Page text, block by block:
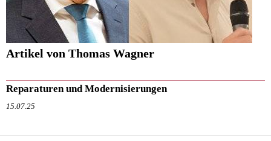
Artikel von Thomas Wagner
Reparaturen und Modernisierungen
15.07.25